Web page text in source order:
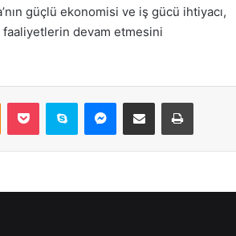
güçlü ekonomisi ve iş gücü ihtiyacı,
faaliyetlerin devam etmesini
Odnoklassniki
Pocket Skype Messenger
E-Posta ile paylaş Yazdır